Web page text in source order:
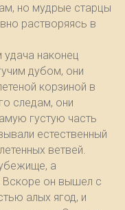
но мудрые старцы
растворяясь в
наконец
дубом, они
корзиной в
следам, они
густую часть
естественный
ветвей.
а
он вышел с
алых ягод, и